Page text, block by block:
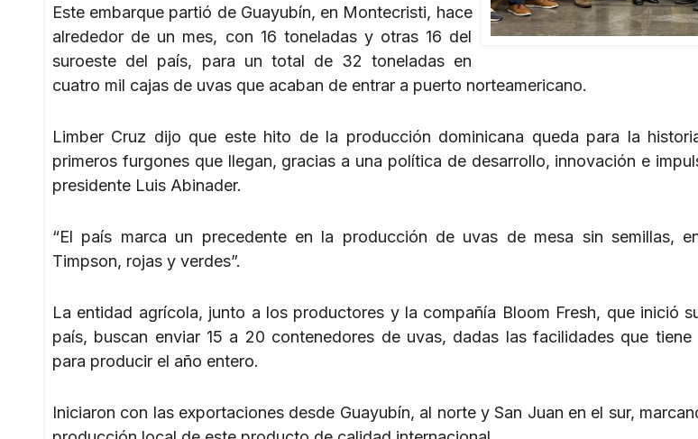
Este embarque partió de Guayubín, en Montecristi, hace
alrededor de un mes, con 16 toneladas y otras 16 del
suroeste del país, para un total de 32 toneladas en
cuatro mil cajas de uvas que acaban de entrar a puerto norteamericano.
Limber Cruz dijo que este hito de la producción dominicana queda para la
primeros furgones que llegan, gracias a una política de desarrollo, innovación e
presidente Luis Abinader.
“El país marca un precedente en la producción de uvas de mesa sin semillas,
Timpson, rojas y verdes”.
La entidad agrícola, junto a los productores y la compañía Bloom Fresh, que inició
país, buscan enviar 15 a 20 contenedores de uvas, dadas las facilidades que tiene
para producir el año entero.
Iniciaron con las exportaciones desde Guayubín, al norte y San Juan en el sur,